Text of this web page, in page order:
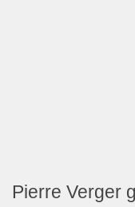
Pierre Verger